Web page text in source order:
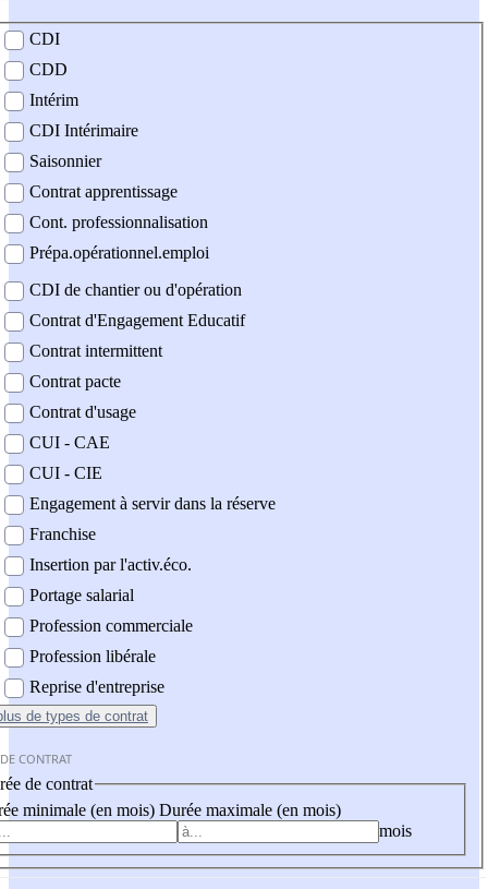
contrat
CDI
CDD
Intérim
CDI Intérimaire
Saisonnier
Contrat apprentissage
Cont. professionnalisation
Prépa.opérationnel.emploi
CDI de chantier ou d'opération
Contrat d'Engagement Educatif
Contrat intermittent
Contrat pacte
Contrat d'usage
CUI - CAE
CUI - CIE
Engagement à servir dans la réserve
Franchise
Insertion par l'activ.éco.
Portage salarial
Profession commerciale
Profession libérale
Reprise d'entreprise
de types de contrat
CONTRAT
de contrat
minimale (en mois) Durée maximale (en mois)
mois